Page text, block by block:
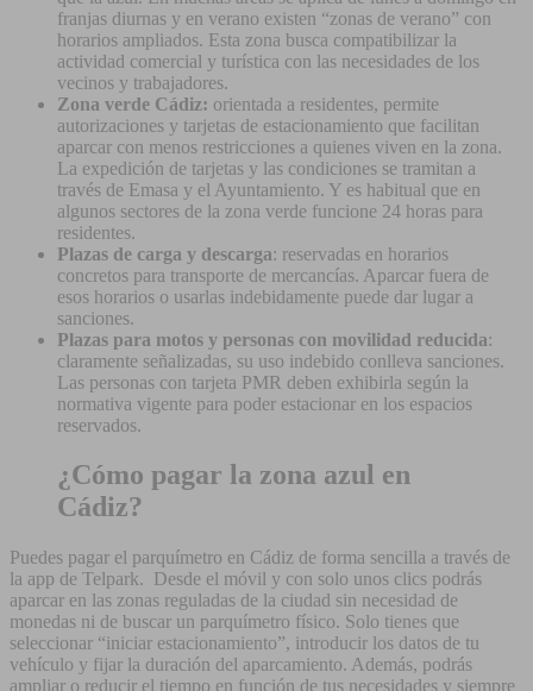
franjas diurnas y en verano existen “zonas de verano” con
horarios ampliados. Esta zona busca compatibilizar la
actividad comercial y turística con las necesidades de los
vecinos y trabajadores.
Zona verde Cádiz: orientada a residentes, permite
autorizaciones y tarjetas de estacionamiento que facilitan
aparcar con menos restricciones a quienes viven en la zona.
La expedición de tarjetas y las condiciones se tramitan a
través de Emasa y el Ayuntamiento. Y es habitual que en
algunos sectores de la zona verde funcione 24 horas para
residentes.
Plazas de carga y descarga: reservadas en horarios
concretos para transporte de mercancías. Aparcar fuera de
esos horarios o usarlas indebidamente puede dar lugar a
sanciones.
Plazas para motos y personas con movilidad reducida:
claramente señalizadas, su uso indebido conlleva sanciones.
Las personas con tarjeta PMR deben exhibirla según la
normativa vigente para poder estacionar en los espacios
reservados.
¿Cómo pagar la zona azul en
Cádiz?
Puedes pagar el parquímetro en Cádiz de forma sencilla a través de
la app de Telpark. Desde el móvil y con solo unos clics podrás
aparcar en las zonas reguladas de la ciudad sin necesidad de
monedas ni de buscar un parquímetro físico. Solo tienes que
seleccionar “iniciar estacionamiento”, introducir los datos de tu
vehículo y fijar la duración del aparcamiento. Además, podrás
ampliar o reducir el tiempo en función de tus necesidades y siempre